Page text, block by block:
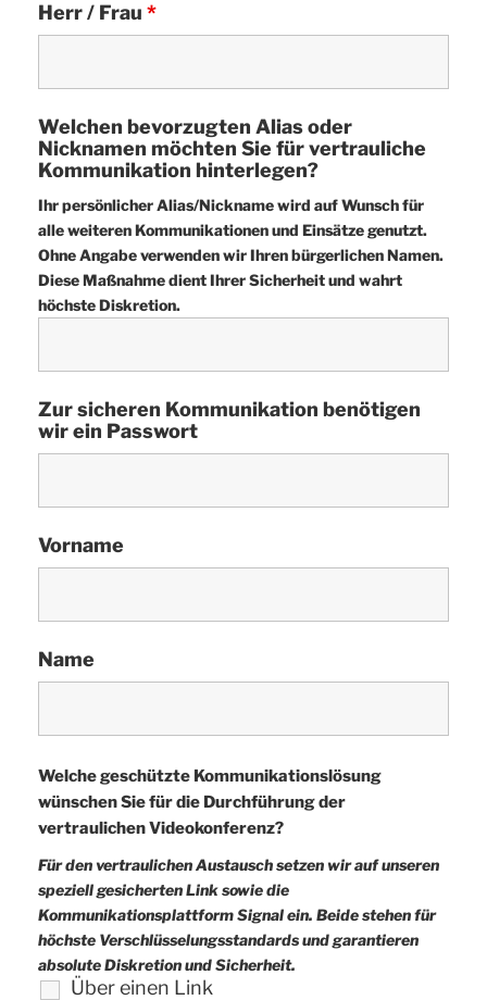
Herr / Frau *
Welchen bevorzugten Alias oder
Nicknamen möchten Sie für vertrauliche
Kommunikation hinterlegen?
Ihr persönlicher Alias/Nickname wird auf Wunsch für
alle weiteren Kommunikationen und Einsätze genutzt.
Ohne Angabe verwenden wir Ihren bürgerlichen Namen.
Diese Maßnahme dient Ihrer Sicherheit und wahrt
höchste Diskretion.
Zur sicheren Kommunikation benötigen
wir ein Passwort
Vorname
Name
Welche geschützte Kommunikationslösung
wünschen Sie für die Durchführung der
vertraulichen Videokonferenz?
Über einen Link
Für den vertraulichen Austausch setzen wir auf unseren
speziell gesicherten Link sowie die
Kommunikationsplattform Signal ein. Beide stehen für
höchste Verschlüsselungsstandards und garantieren
absolute Diskretion und Sicherheit.